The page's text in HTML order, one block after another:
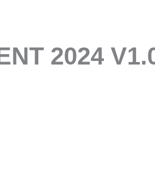
2024